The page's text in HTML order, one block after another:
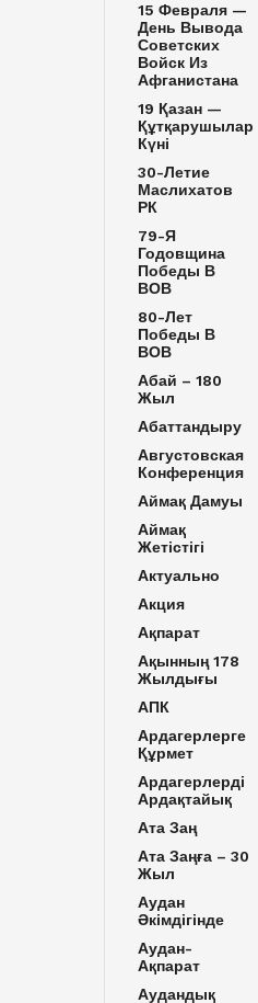
15 Февраля —
День Вывода
Советских
Войск Из
Афганистана
19 Қазан —
Құтқарушылар
Күні
30-Летие
Маслихатов
РК
79-Я
Годовщина
Победы В
ВОВ
80-Лет
Победы В
ВОВ
Абай – 180
Жыл
Абаттандыру
Августовская
Конференция
Аймақ Дамуы
Аймақ
Жетістігі
Актуально
Акция
Ақпарат
Ақынның 178
Жылдығы
АПК
Ардагерлерге
Құрмет
Ардагерлерді
Ардақтайық
Ата Заң
Ата Заңға – 30
Жыл
Аудан
Әкімдігінде
Аудан-
Ақпарат
Аудандық